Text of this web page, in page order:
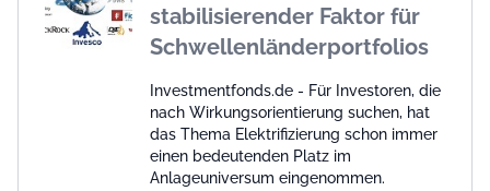
stabilisierender Faktor für
Schwellenländerportfolios
Investmentfonds.de - Für Investoren, die
nach Wirkungsorientierung suchen, hat
das Thema Elektrifizierung schon immer
einen bedeutenden Platz im
Anlageuniversum eingenommen.